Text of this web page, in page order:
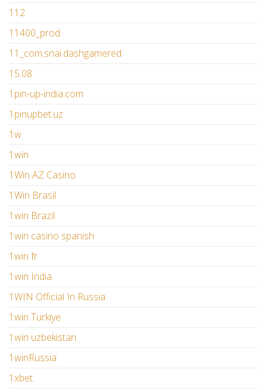
112
11400_prod
11_com.snai.dashgamered
15.08
1pin-up-india.com
1pinupbet.uz
1w
1win
1Win AZ Casino
1Win Brasil
1win Brazil
1win casino spanish
1win fr
1win India
1WIN Official In Russia
1win Turkiye
1win uzbekistan
1winRussia
1xbet